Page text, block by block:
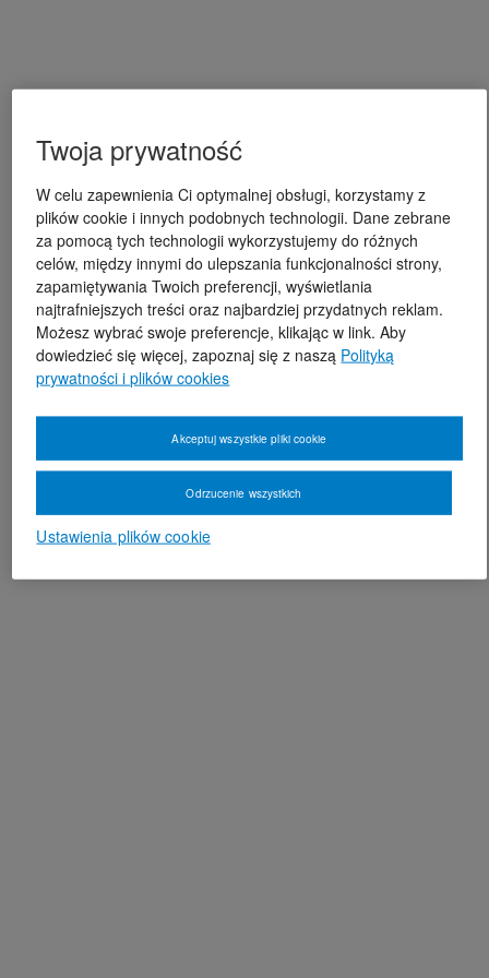
Twoja prywatność
W celu zapewnienia Ci optymalnej obsługi, korzystamy z
plików cookie i innych podobnych technologii. Dane zebrane
za pomocą tych technologii wykorzystujemy do różnych
celów, między innymi do ulepszania funkcjonalności strony,
zapamiętywania Twoich preferencji, wyświetlania
najtrafniejszych treści oraz najbardziej przydatnych reklam.
Możesz wybrać swoje preferencje, klikając w link. Aby
dowiedzieć się więcej, zapoznaj się z naszą Polityką
prywatności i plików cookies
Ustawienia plików cookie
Odrzucenie wszystkich
Akceptuj wszystkie pliki cookie